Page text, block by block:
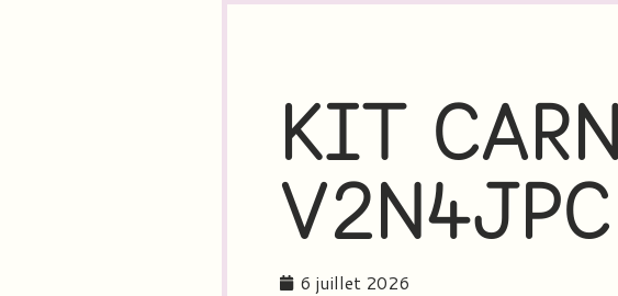
KIT
V2N4JPC
6 juillet 2026